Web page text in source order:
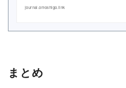
journal.omoshigo.link
まとめ